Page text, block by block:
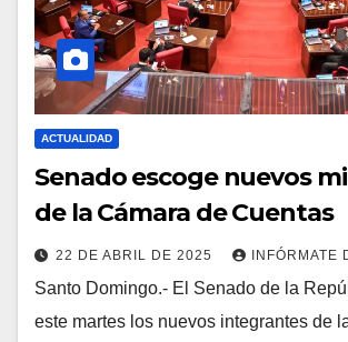
ACTUALIDAD
Senado escoge nuevos
de la Cámara de Cuentas
22 DE ABRIL DE 2025 INFÓRMATE
Santo Domingo.- El Senado de la
este martes los nuevos integrantes de